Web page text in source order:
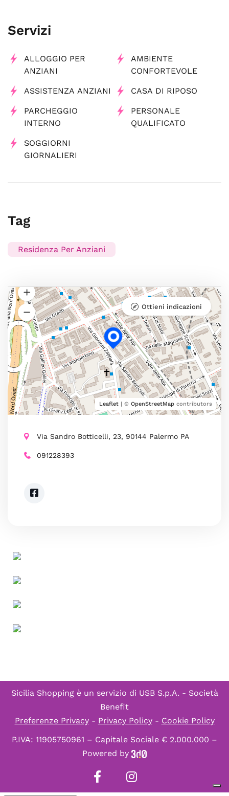
Servizi
ALLOGGIO PER
ANZIANI
AMBIENTE
CONFORTEVOLE
ASSISTENZA ANZIANI CASA DI RIPOSO
PARCHEGGIO
INTERNO
PERSONALE
QUALIFICATO
SOGGIORNI
GIORNALIERI
Tag
Residenza Per Anziani
Leaflet | © OpenStreetMap contributors
Ottieni indicazioni
Via Sandro Botticelli, 23, 90144 Palermo PA
091228393
Sicilia Shopping è un servizio di USB S.p.A. - Società
Benefit
Preferenze Privacy- Privacy Policy- Cookie Policy
P.IVA: 11905750961 – Capitale Sociale € 2.000.000 –
Powered by